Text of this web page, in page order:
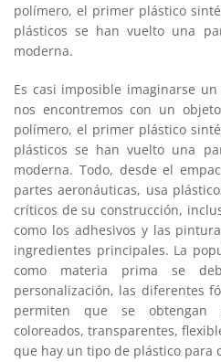
polímero, el primer plástico
plásticos se han vuelto una
moderna.
Es casi imposible imaginarse
nos encontremos con un
polímero, el primer plástico
plásticos se han vuelto una
moderna. Todo, desde el
partes aeronáuticas, usa
críticos de su construcción,
como los adhesivos y las
ingredientes principales. La
como materia prima se
personalización, las diferentes
permiten que se obtengan
coloreados, transparentes,
que hay un tipo de plástico para